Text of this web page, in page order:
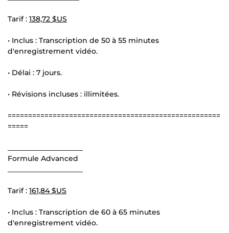
Tarif : 138,72 $US
• Inclus : Transcription de 50 à 55 minutes
d'enregistrement vidéo.
• Délai : 7 jours.
• Révisions incluses : illimitées.
====================================================
=====
Formule Advanced
Tarif : 161,84 $US
• Inclus : Transcription de 60 à 65 minutes
d'enregistrement vidéo.